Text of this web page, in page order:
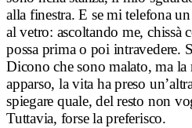
alla finestra. E se mi telefona
al vetro: ascoltando me, chissà
possa prima o poi intravedere.
Dicono che sono malato, ma la
apparso, la vita ha preso
spiegare quale, del resto non
Tuttavia, forse la preferisco.